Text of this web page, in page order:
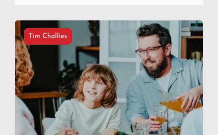
Tim Challies